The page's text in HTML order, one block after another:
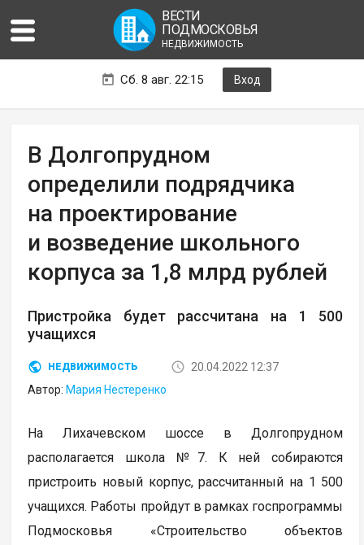
ВЕСТИ
ПОДМОСКОВЬЯ
НЕДВИЖИМОСТЬ
Сб. 8 авг. 22:15 Вход
В Долгопрудном
определили подрядчика
на проектирование
и возведение школьного
корпуса за 1,8 млрд рублей
Пристройка будет рассчитана на 1 500
учащихся
НЕДВИЖИМОСТЬ
20.04.2022 12:37
Автор: Мария Нестеренко
На Лихачевском шоссе в Долгопрудном
располагается школа №7. К ней собираются
пристроить новый корпус, рассчитанный на 1 500
учащихся. Работы пройдут в рамках госпрограммы
Подмосковья «Строительство объектов